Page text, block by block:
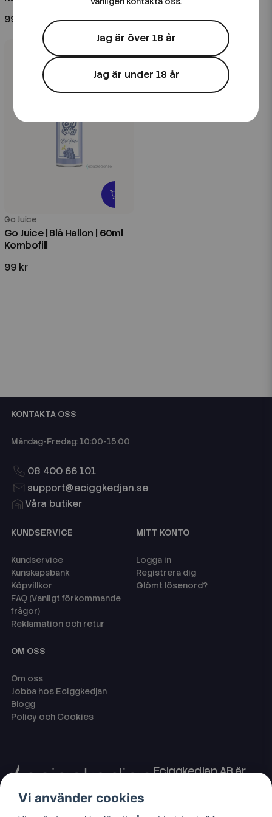
99 kr
79 kr
Go Juice
Go Juice | Blå Hallon | 60ml
Kombofill
99 kr
Jag är över 18 år
Jag är under 18 år
KONTAKTA OSS
Måndag-Fredag: 10:00-15:00
08 400 66 101
support@eciggkedjan.se
Våra butiker
KUNDSERVICE
Kundservice
Kunskapsbank
Köpvillkor
FAQ (Vanligt förkommande
frågor)
Reklamation och retur
MITT KONTO
Logga in
Registrera dig
Glömt lösenord?
OM OSS
Om oss
Jobba hos Eciggkedjan
Blogg
Policy och Cookies
Eciggkedjan AB är
som engångsvape,
Vi använder cookies